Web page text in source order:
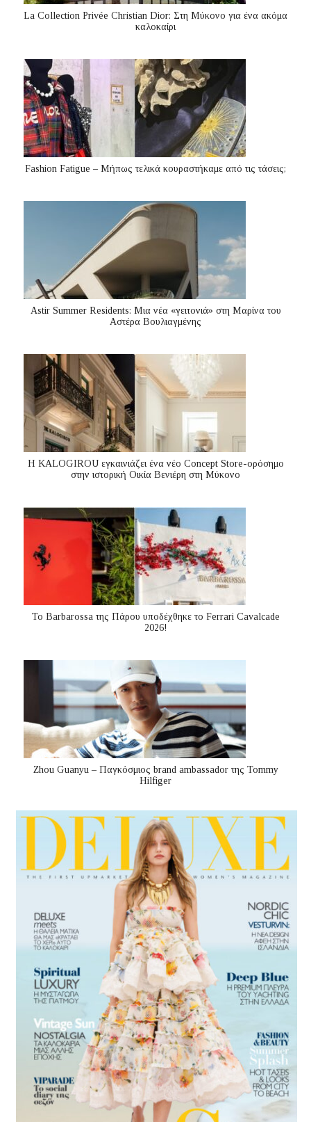
La Collection Privée Christian Dior: Στη Μύκονο για ένα ακόμα
καλοκαίρι
Fashion Fatigue – Μήπως τελικά κουραστήκαμε από τις τάσεις;
Astir Summer Residents: Μια νέα «γειτονιά» στη Μαρίνα του
Αστέρα Βουλιαγμένης
Η KALOGIROU εγκαινιάζει ένα νέο Concept Store-ορόσημο
στην ιστορική Οικία Βενιέρη στη Μύκονο
Το Barbarossa της Πάρου υποδέχθηκε το Ferrari Cavalcade
2026!
Zhou Guanyu – Παγκόσμιος brand ambassador της Tommy
Hilfiger